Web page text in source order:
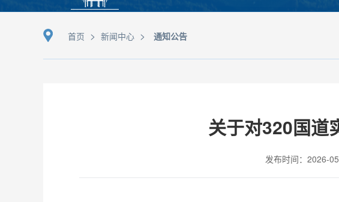
首页 > 新闻中心 > 通知公告
关于对320国道
发布时间：2026-